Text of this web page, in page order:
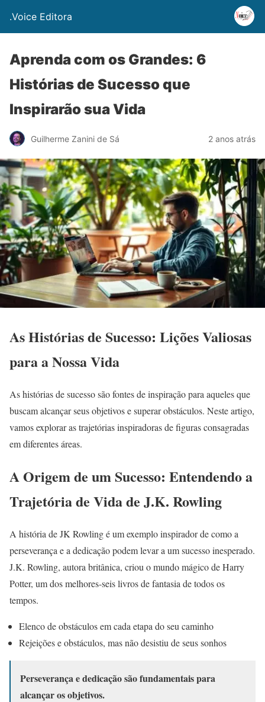
.Voice Editora
Aprenda com os Grandes: 6
Histórias de Sucesso que
Inspirarão sua Vida
Guilherme Zanini de Sá 2 anos atrás
As Histórias de Sucesso: Lições Valiosas
para a Nossa Vida
As histórias de sucesso são fontes de inspiração para aqueles que
buscam alcançar seus objetivos e superar obstáculos. Neste artigo,
vamos explorar as trajetórias inspiradoras de figuras consagradas
em diferentes áreas.
A Origem de um Sucesso: Entendendo a
Trajetória de Vida de J.K. Rowling
A história de JK Rowling é um exemplo inspirador de como a
perseverança e a dedicação podem levar a um sucesso inesperado.
J.K. Rowling, autora britânica, criou o mundo mágico de Harry
Potter, um dos melhores-seis livros de fantasia de todos os
tempos.
Elenco de obstáculos em cada etapa do seu caminho
Rejeições e obstáculos, mas não desistiu de seus sonhos
Perseverança e dedicação são fundamentais para
alcançar os objetivos.